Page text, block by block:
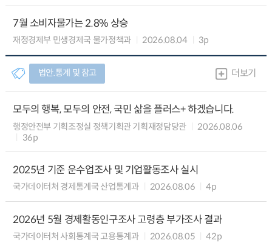
7월 소비자물가는 2.8% 상승
재정경제부 민생경제국 물가정책과 2026.08.04 3p
법안.통계 및 참고 더보기
모두의 행복, 모두의 안전, 국민 삶을 플러스+ 하겠습니다.
행정안전부 기획조정실 정책기획관 기획재정담당관
2026.08.06
36p
2025년 기준 운수업조사 및 기업활동조사 실시
국가데이터처 경제통계국 산업통계과 2026.08.06 4p
2026년 5월 경제활동인구조사 고령층 부가조사 결과
국가데이터처 사회통계국 고용통계과 2026.08.05 42p